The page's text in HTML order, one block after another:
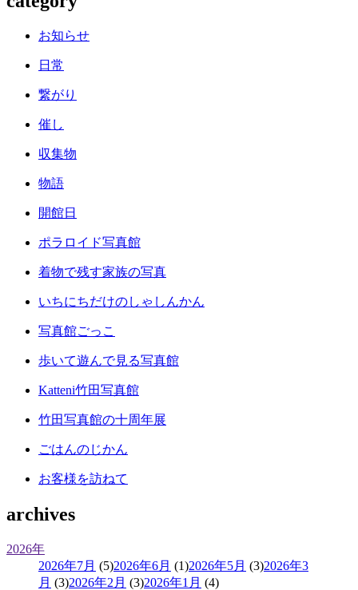
お知らせ
日常
繋がり
催し
収集物
物語
開館日
ポラロイド写真館
着物で残す家族の写真
いちにちだけのしゃしんかん
写真館ごっこ
歩いて遊んで見る写真館
Katteni竹田写真館
竹田写真館の十周年展
ごはんのじかん
お客様を訪ねて
archives
2026年
2026年7月 (5)2026年6月 (1)2026年5月 (3)2026年3
月 (3)2026年2月 (3)2026年1月 (4)